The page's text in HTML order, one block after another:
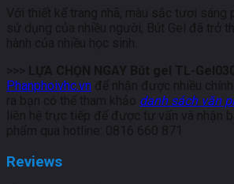
Với thiết kế trang nhã, màu sắc tươi sáng
sử dụng của nhiều người, Bút Gel đã trở
hành của nhiều học sinh.
>>> LỰA CHỌN NGAY Bút gel TL-
Phanphoivhc.vn để nhận được nhiều
ra bạn có thể tham khảo danh sách văn
liên hệ trực tiếp để được tư vấn và nhận
phẩm qua hotline: 0816 660 871
Reviews